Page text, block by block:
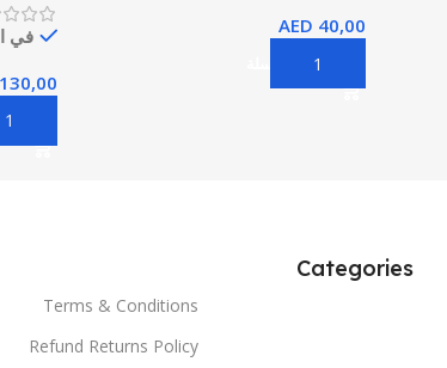
AED 40,00
إضافة إلى السلة
في
130,00
Categories
Terms & Conditions
Refund Returns Policy